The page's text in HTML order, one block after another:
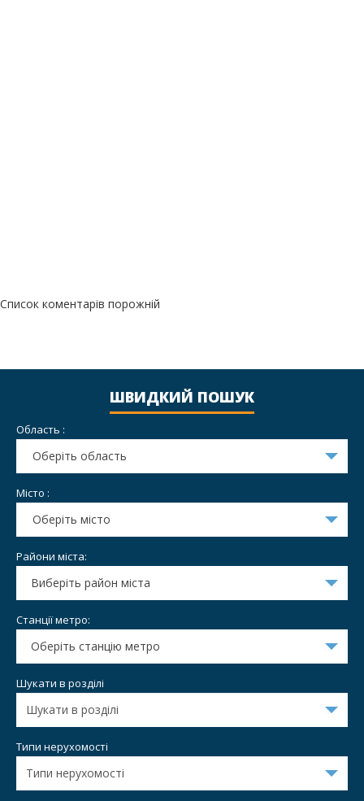
Список коментарів порожній
ШВИДКИЙ ПОШУК
Область :
Оберіть область
Місто :
Оберіть місто
Райони міста:
Виберіть район міста
Станції метро:
Оберіть станцію метро
Шукати в розділі
Типи нерухомості